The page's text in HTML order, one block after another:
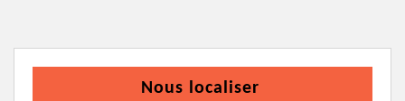
Nous localiser